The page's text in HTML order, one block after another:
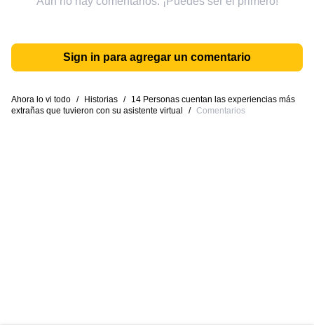
Sign in para agregar un comentario
Ahora lo vi todo / Historias /
14 Personas cuentan las experiencias más
extrañas que tuvieron con su asistente virtual
/ Comentarios